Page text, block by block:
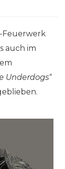
Feuerwerk
auch im
Underdogs“